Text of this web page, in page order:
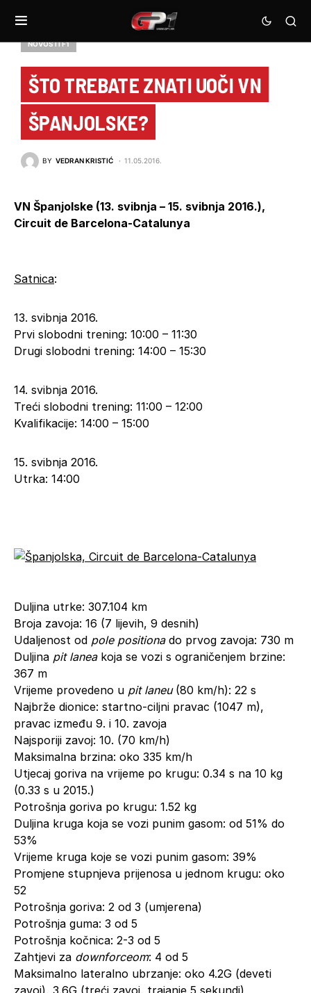
NOVOSTI F1
ŠTO TREBATE ZNATI UOČI VN
ŠPANJOLSKE?
BY VEDRAN KRISTIĆ 11.05.2016.
VN Španjolske (13. svibnja – 15. svibnja 2016.),
Circuit de Barcelona-Catalunya
Satnica:
13. svibnja 2016.
Prvi slobodni trening: 10:00 – 11:30
Drugi slobodni trening: 14:00 – 15:30
14. svibnja 2016.
Treći slobodni trening: 11:00 – 12:00
Kvalifikacije: 14:00 – 15:00
15. svibnja 2016.
Utrka: 14:00
Duljina utrke: 307.104 km
Broja zavoja: 16 (7 lijevih, 9 desnih)
Udaljenost od pole positionado prvog zavoja: 730 m
Duljina pit laneakoja se vozi s ograničenjem brzine:
367 m
Vrijeme provedeno u pit laneu(80 km/h): 22 s
Najbrže dionice: startno-ciljni pravac (1047 m),
pravac između 9. i 10. zavoja
Najsporiji zavoj: 10. (70 km/h)
Maksimalna brzina: oko 335 km/h
Utjecaj goriva na vrijeme po krugu: 0.34 s na 10 kg
(0.33 s u 2015.)
Potrošnja goriva po krugu: 1.52 kg
Duljina kruga koja se vozi punim gasom: od 51% do
53%
Vrijeme kruga koje se vozi punim gasom: 39%
Promjene stupnjeva prijenosa u jednom krugu: oko
52
Potrošnja goriva: 2 od 3 (umjerena)
Potrošnja guma: 3 od 5
Potrošnja kočnica: 2-3 od 5
Zahtjevi za downforceom: 4 od 5
Maksimalno lateralno ubrzanje: oko 4.2G (deveti
zavoj), 3.6G (treći zavoj, trajanje 5 sekundi)